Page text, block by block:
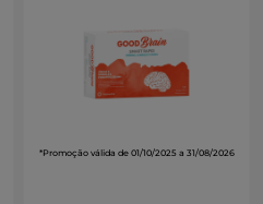
*Promoção válida de 01/10/2025 a 31/08/2026